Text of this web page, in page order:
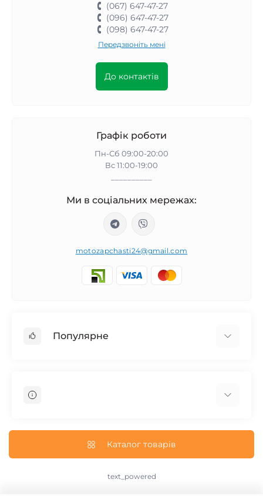
(067) 647-47-27
(096) 647-47-27
(098) 647-47-27
Передзвоніть мені
До контактів
Графік роботи
Пн-Сб 09:00-20:00
Вс 11:00-19:00
Ми в соціальних мережах:
motozapchasti24@gmail.com
Популярне
Запчасти на мотоцикл Ява
Запчасти на мотоцикл Восход
Запчасти на Дельту / Delta
Запчасти на скутер Honda
Доставка и Оплата
Пользовательское соглашение
Каталог товарів
text_powered